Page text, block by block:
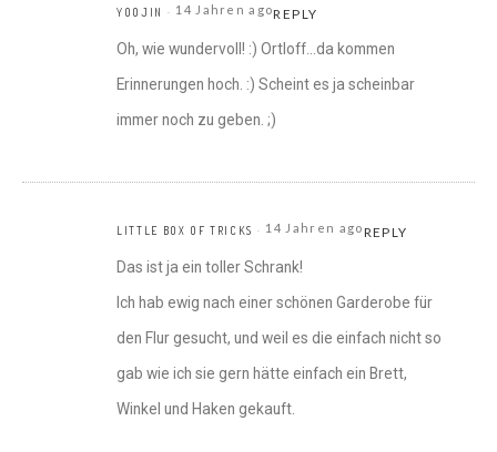
YOOJIN 14 Jahren agoREPLY
Oh, wie wundervoll! :) Ortloff…da kommen
Erinnerungen hoch. :) Scheint es ja scheinbar
immer noch zu geben. ;)
LITTLE BOX OF TRICKS 14 Jahren agoREPLY
Das ist ja ein toller Schrank!
Ich hab ewig nach einer schönen Garderobe für
den Flur gesucht, und weil es die einfach nicht so
gab wie ich sie gern hätte einfach ein Brett,
Winkel und Haken gekauft.